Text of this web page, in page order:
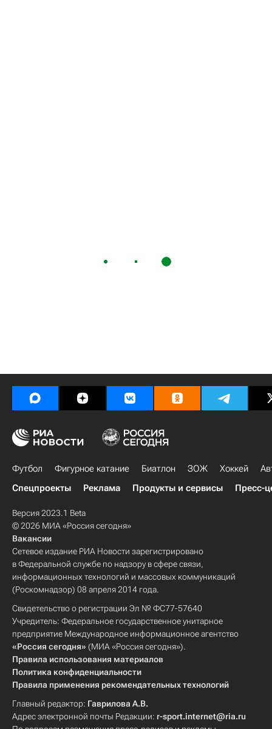
Футбол Фигурное катание Биатлон ЗОЖ Хоккей
Спецпроекты
Реклама Продукты и сервисы Пресс-
Версия 2023.1 Beta
© 2026 МИА «Россия сегодня»
Вакансии
Сетевое издание РИА Новости зарегистрировано
в Федеральной службе по надзору в сфере связи,
информационных технологий и массовых коммуникаций
(Роскомнадзор) 08 апреля 2014 года.
Свидетельство о регистрации Эл № ФС77-57640
Учредитель: Федеральное государственное унитарное
предприятие Международное информационное агентство
«Россия сегодня» (МИА «Россия сегодня»).
Правила использования материалов
Политика конфиденциальности
Правила применения рекомендательных технологий
Главный редактор: Гаврилова А.В.
Адрес электронной почты Редакции: r-sport.internet@ria.ru